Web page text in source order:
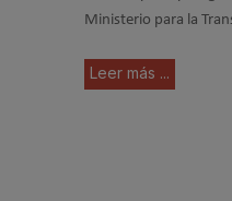
Ministerio para la
Leer más ...